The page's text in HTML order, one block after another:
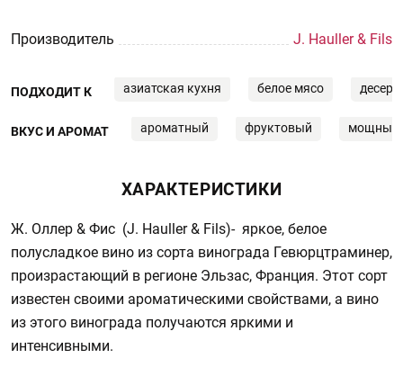
Производитель J. Hauller & Fils
ПОДХОДИТ К азиатская кухня белое мясо десерт
ВКУС И АРОМАТ ароматный фруктовый мощный
ХАРАКТЕРИСТИКИ
Ж. Оллер & Фис (J. Hauller & Fils)- яркое, белое
полусладкое вино из сорта винограда Гевюрцтраминер,
произрастающий в регионе Эльзас, Франция. Этот сорт
известен своими ароматическими свойствами, а вино
из этого винограда получаются яркими и
интенсивными.